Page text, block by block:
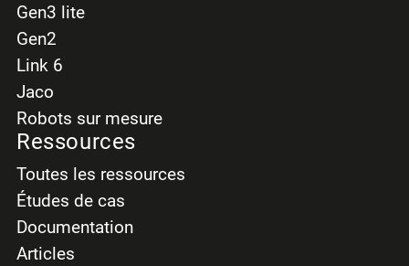
Gen3 lite
Gen2
Link 6
Jaco
Robots sur mesure
Ressources
Toutes les ressources
Études de cas
Documentation
Articles